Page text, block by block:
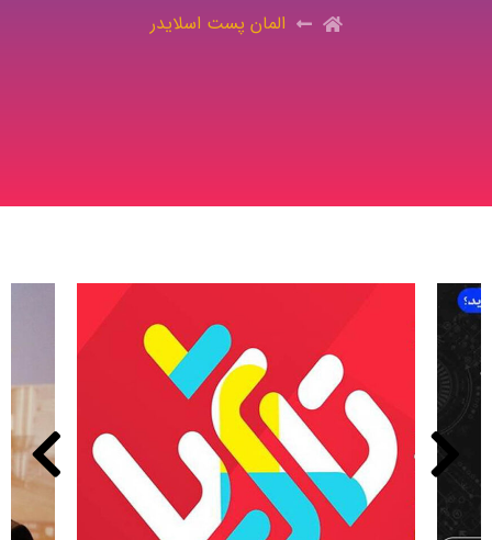
المان پست اسلایدر